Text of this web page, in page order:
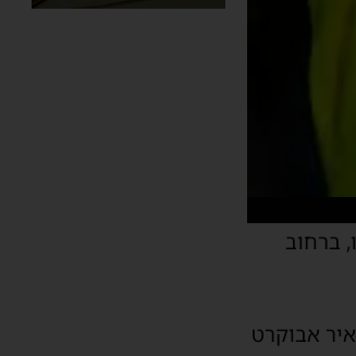
ברחוב
אבוקרט